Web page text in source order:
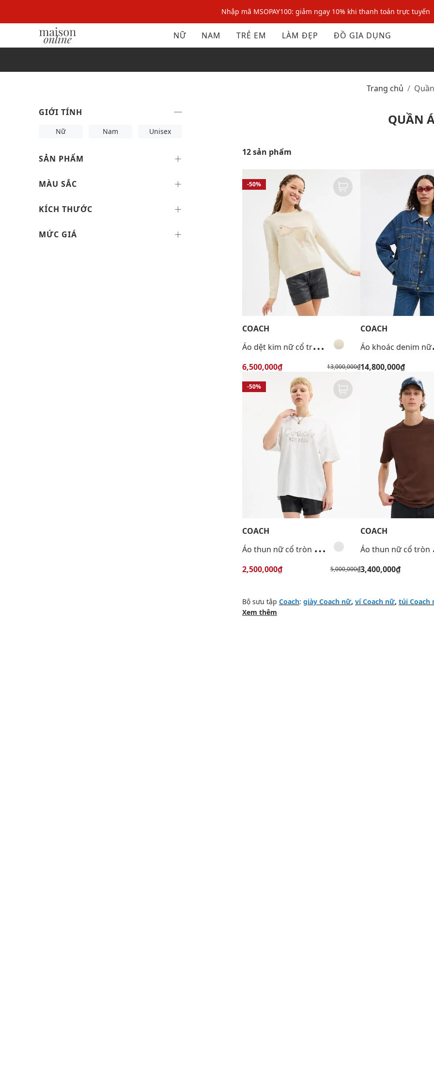
Nhập mã MSOPAY100: giảm ngay 10% khi thanh toán trực tuyến
Nhập mã: MSOXINCHAO - Giảm 10% đơn đầu cho thành viên mới!
Nhập mã MSOPAY100: giảm ngay 10% khi thanh toán trực tuyến
NỮ NAM TRẺ EM LÀM ĐẸP ĐỒ GIA DỤNG
GIỚI TÍNH
Nữ Nam Unisex
SẢN PHẨM
MÀU SẮC
KÍCH THƯỚC
MỨC GIÁ
Trang chủ
QUẦN
12 sản phẩm
-50%
COACH
Á
o dệt kim nữ cổ tròn tay dài Rexy
6,500,000₫ 13,000,000₫
COACH
o
14,800,000₫
-50%
COACH
Á
o thun nữ cổ tròn tay ngắn Cursive Embroidered
2,500,000₫ 5,000,000₫
COACH
o
3,400,000₫
Bộ sưu tập Coach: giày Coach nữ, ví Coach nữ, túi Coach
Xem thêm